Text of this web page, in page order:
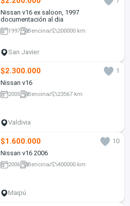
Nissan v16 ex saloon, 1997
documentación al dia
1997 Bencina 200000 km
San Javier
$2.300.000
1
Nissan v16
2005 Bencina 23567 km
Valdivia
$1.600.000
10
Nissan v16 2006
2006 Bencina 400000 km
Maipú